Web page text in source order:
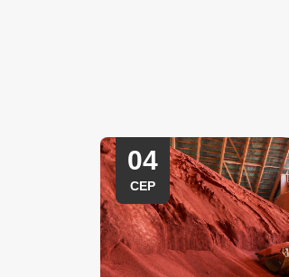
04
СЕР